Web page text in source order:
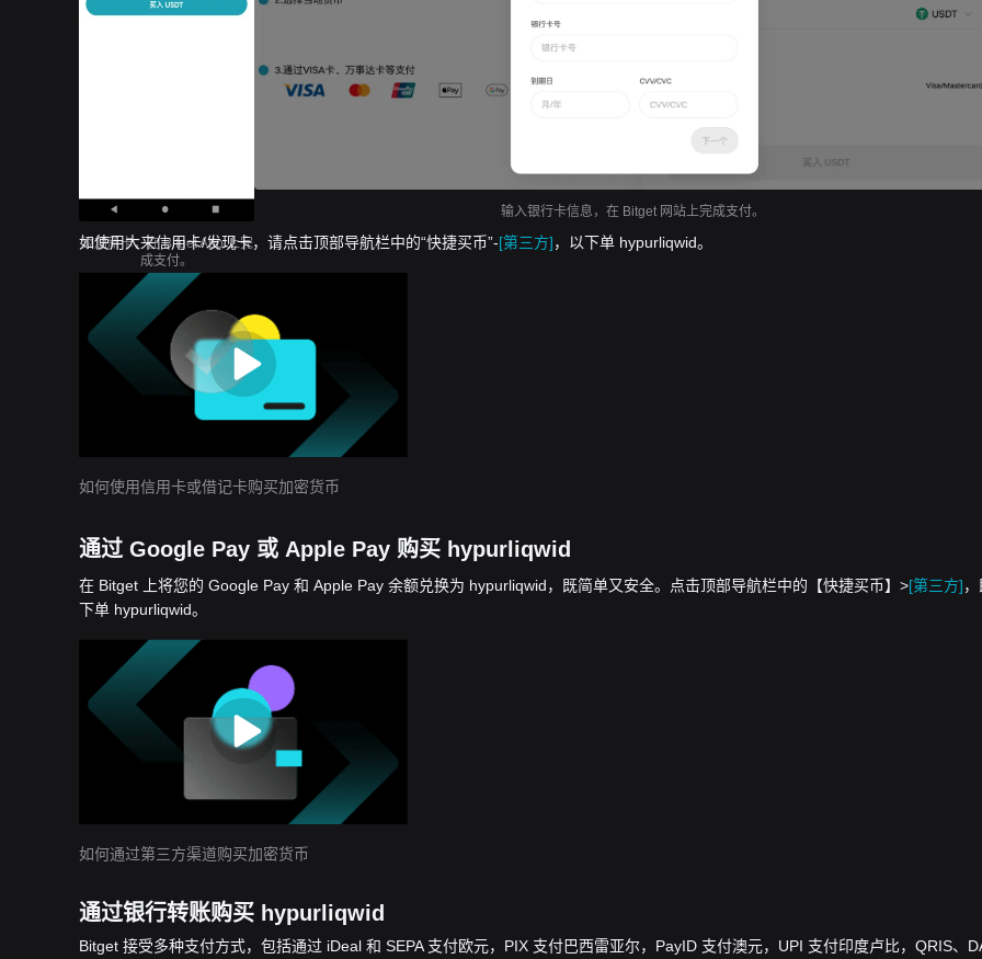
添加新卡，在 Bitget App 上完
成支付。
输入银行卡信息，在 Bitget 网站上完成支付。
如使用大来信用卡/发现卡，请点击顶部导航栏中的“快捷买币”-[第三方]，以下单 hypurliqwid。
如何使用信用卡或借记卡购买加密货币
通过 Google Pay 或 Apple Pay 购买 hypurliqwid
在 Bitget 上将您的 Google Pay 和 Apple Pay 余额兑换为 hypurliqwid，既简单又安全。点击顶部导航栏中的【快捷买币】>[第三方]
下单 hypurliqwid。
如何通过第三方渠道购买加密货币
通过银行转账购买 hypurliqwid
Bitget 接受多种支付方式，包括通过 iDeal 和 SEPA 支付欧元，PIX 支付巴西雷亚尔，PayID 支付澳元，UPI 支付印度卢比，QRIS、